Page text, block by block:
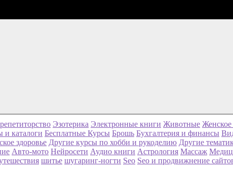
Эзотерика Электронные книги Животные Женское
и каталоги Бесплатные Курсы Брошь Бухгалтерия и финансы
здоровье Другие курсы по хобби и рукоделию Другие
Авто-мото Нейросети Аудио книги Астрология Массаж
шитье шугаринг-ногти Seo Seo и продвижнение